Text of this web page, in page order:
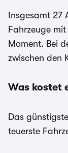
Insgesamt 27
Fahrzeuge
Moment. Bei
zwischen den
Was kostet
Das
teuerste